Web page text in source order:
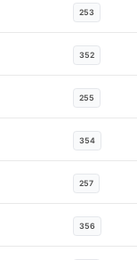
253
352
255
354
257
356